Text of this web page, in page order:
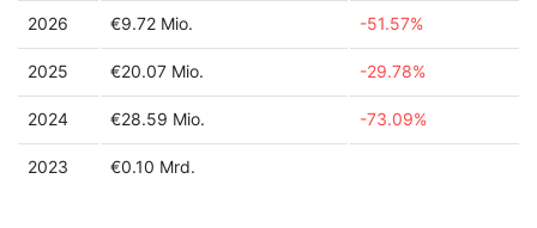
2026 €9.72 Mio. -51.57%
2025 €20.07 Mio. -29.78%
2024 €28.59 Mio. -73.09%
2023 €0.10 Mrd.